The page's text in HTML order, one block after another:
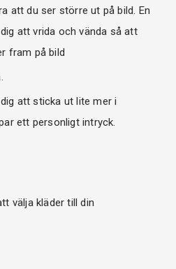
att du ser större ut på bild. En
att vrida och vända så att
fram på bild
att sticka ut lite mer i
ett personligt intryck.
välja kläder till din